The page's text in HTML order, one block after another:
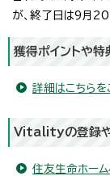
が、終了日は9月20
獲得ポイントや特
詳細はこちらを
Vitalityの登録や
住友生命ホー